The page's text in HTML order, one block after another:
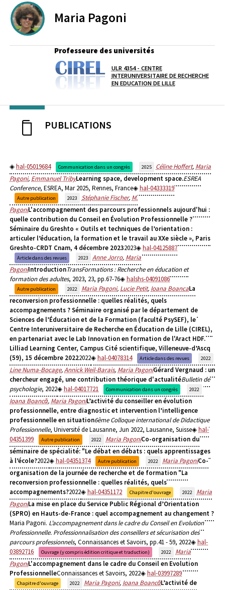
Maria Pagoni
Professeure des universités
Laboratoire / équipe
ULR 4354 - CENTRE
INTERUNIVERSITAIRE DE RECHERCHE
EN EDUCATION DE LILLE
PUBLICATIONS
hal-05019684 Communication dans un congrès 2025 Céline Hoffert, Maria
Pagoni, Emmanuel TribyLearning space, development space.ESREA
Conference, ESREA, Mar 2025, Rennes, France hal-04333319
Autre publication 2023 Stéphanie Fischer, M.
PagoniL'accompagnement des parcours professionnels aujourd'hui :
quelle contribution du Conseil en Évolution Professionnelle ?
Séminaire du Greshto « Outils et techniques de l’orientation :
articuler l’éducation, la formation et le travail au XXe siècle », Paris
Greshto-CRDT Cnam, 4 décembre 20232023 hal-04125887
Article dans des revues 2023 Anne Jorro, Maria
PagoniIntroductionTransFormations : Recherche en éducation et
formation des adultes, 2023, 23, pp.67-76 halshs-04091086
Autre publication 2022 Maria Pagoni, Lucie Petit, Ioana BoancaLa
reconversion professionnelle : quelles réalités, quels
accompagnements ? Séminaire organisé par le département de
Sciences de l’Éducation et de la Formation (faculté PsySEF), le
Centre Interuniversitaire de Recherche en Éducation de Lille (CIREL),
en partenariat avec le Lab Innovation en formation de l'Aract HDF.
Lilliad Learning Center, Campus Cité scientifique, Villeneuve-d’Ascq
(59), 15 décembre 20222022 hal-04078314 Article dans des revues 2022
Line Numa-Bocage,Annick Weil-Barais, Maria PagoniGérard Vergnaud : un
chercheur engagé, une contribution théorique d'actualitéBulletin de
psychologie, 2022 hal-04017721 Communication dans un congrès 2022
Ioana Boancă, Maria PagoniL’activité du conseiller en évolution
professionnelle, entre diagnostic et intervention l’intelligence
professionnelle en situation6ème Colloque international de Didactique
Professionnelle, Université de Lausanne, Jun 2022, Lausanne, Suisse
hal-
04351399
Autre publication 2022 Maria PagoniCo-organisation du
séminaire de spécialité: "Le débat en débats : quels apprentissages
à l’école?2022 hal-04351374 Autre publication 2022 Maria PagoniCo-
organisation de la journée de recherche et de formation "La
reconversion professionnelle : quelles réalités, quels
accompagnements?2022 hal-04351172 Chapitre d'ouvrage 2022
Maria
PagoniLa mise en place du Service Public Régional d’Orientation
(SPRO) en Hauts-de-France : quel accompagnement au changement ?
Maria Pagoni. L’accompagnement dans le cadre du Conseil en Evolution
Professionnelle. Professionnalisation des conseillers et sécurisation des
parcours professionnels, Connaissances et Savoirs, pp.41 - 59, 2022
hal-
03892716
Ouvrage (y compris édition critique et traduction) 2022
Maria
PagoniL'accompagnement dans le cadre du Conseil en Evolution
ProfessionnelleConnaissances et Savoirs, 2022 hal-03997289
Chapitre d'ouvrage 2022 Maria Pagoni, Ioana BoancăL’activité de